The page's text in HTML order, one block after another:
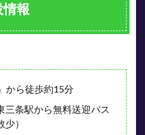
報
から徒歩約15分
三条駅から無料送迎バス
）